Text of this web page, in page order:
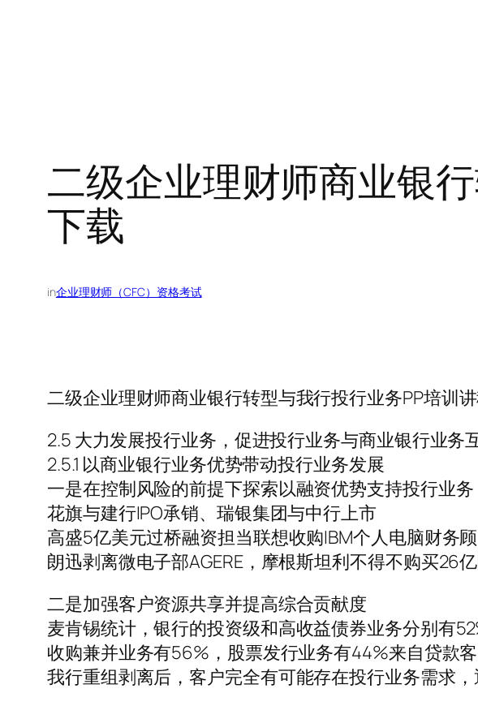
二级企业理财师商业银
下载
in企业理财师（CFC）资格考试
二级企业理财师商业银行转型与我行投行业务PP培训
2.5 大力发展投行业务，促进投行业务与商业银行业务
2.5.1 以商业银行业务优势带动投行业务发展
一是在控制风险的前提下探索以融资优势支持投行业务
花旗与建行IPO承销、瑞银集团与中行上市
高盛5亿美元过桥融资担当联想收购IBM个人电脑财务
朗迅剥离微电子部AGERE，摩根斯坦利不得不购买26
二是加强客户资源共享并提高综合贡献度
麦肯锡统计，银行的投资级和高收益债券业务分别有
收购兼并业务有56%，股票发行业务有44%来自贷款
我行重组剥离后，客户完全有可能存在投行业务需求